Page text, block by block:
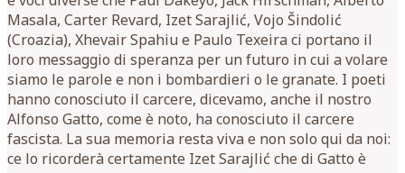
Masala, Carter Revard, Izet Sarajlić, Vojo Šindolić
(Croazia), Xhevair Spahiu e Paulo Texeira ci portano il
loro messaggio di speranza per un futuro in cui a volare
siamo le parole e non i bombardieri o le granate. I poeti
hanno conosciuto il carcere, dicevamo, anche il nostro
Alfonso Gatto, come è noto, ha conosciuto il carcere
fascista. La sua memoria resta viva e non solo qui da noi:
ce lo ricorderà certamente Izet Sarajlić che di Gatto è